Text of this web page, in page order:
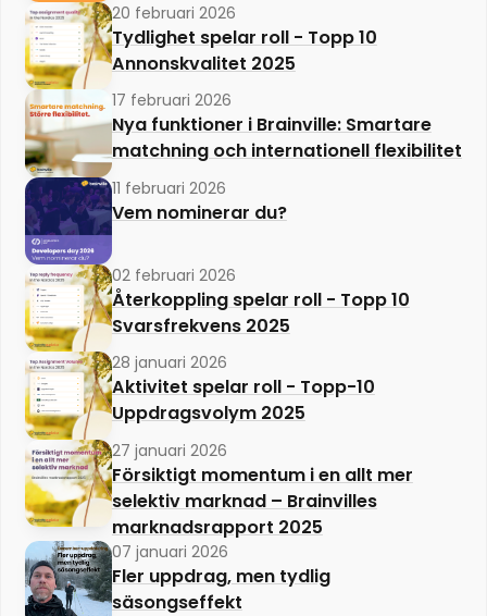
20 februari 2026
Tydlighet spelar roll - Topp 10
Annonskvalitet 2025
17 februari 2026
Nya funktioner i Brainville: Smartare
matchning och internationell flexibilitet
11 februari 2026
Vem nominerar du?
02 februari 2026
Återkoppling spelar roll - Topp 10
Svarsfrekvens 2025
28 januari 2026
Aktivitet spelar roll - Topp-10
Uppdragsvolym 2025
27 januari 2026
Försiktigt momentum i en allt mer
selektiv marknad – Brainvilles
marknadsrapport 2025
07 januari 2026
Fler uppdrag, men tydlig
säsongseffekt